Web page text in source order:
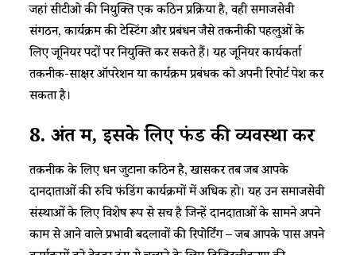
जहां सीटीओ की नियुक्ति एक कठिन प्रक्रिया है, वही समाजसेवी
संगठन, कार्यक्रम की टेस्टिंग और प्रबंधन जैसे तकनीकी पहलुओं के
लिए जूनियर पदों पर नियुक्ति कर सकते हैं। यह जूनियर कार्यकर्ता
तकनीक-साक्षर ऑपरेशन या कार्यक्रम प्रबंधक को अपनी रिपोर्ट पेश कर
सकता है।
8.अंत में,इसके लिए फंड की व्यवस्था करें
तकनीक के लिए धन जुटाना कठिन है, खासकर तब जब आपके
दानदाताओं की रुचि फंडिंग कार्यक्रमों में अधिक हो। यह उन समाजसेवी
संस्थाओं के लिए विशेष रूप से सच है जिन्हें दानदाताओं के सामने अपने
काम से आने वाले प्रभावी बदलावों की रिपोर्टिंग – जब आपके पास अपने